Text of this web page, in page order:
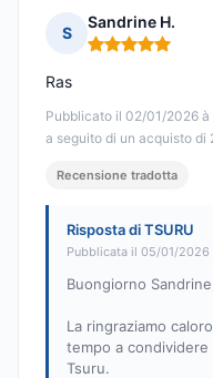
S
Sandrine H.
Nota: 5 su 5
Pubblicato il 02/01/2026 à
a seguito di un acquisto di
Ras
Recensione tradotta
Risposta di TSURU
Pubblicata il 05/01/2026
Buongiorno
La ringraziamo
tempo a
Tsuru.